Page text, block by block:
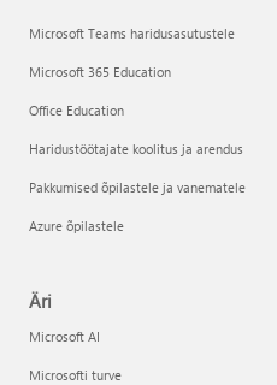
Microsoft Teams haridusasutustele
Microsoft 365 Education
Office Education
Haridustöötajate koolitus ja arendus
Pakkumised õpilastele ja vanematele
Azure õpilastele
Äri
Microsoft AI
Microsofti turve